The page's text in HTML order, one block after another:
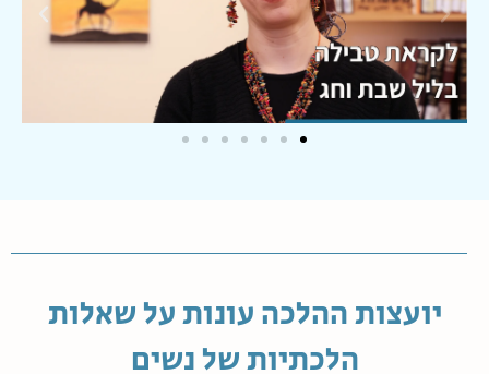
יועצות ההלכה עונות על שאלות
הלכתיות של נשים